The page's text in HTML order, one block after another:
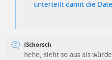
unterteilt damit die
iSchorsch
hehe, sieht so aus als